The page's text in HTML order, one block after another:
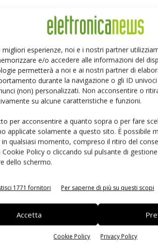
migliori esperienze, noi e i nostri partner
e/o accedere alle informazioni del
permetterà a noi e ai nostri partner di
durante la navigazione o gli ID
(non) personalizzati. Non acconsentire o
su alcune caratteristiche e funzioni.
per acconsentire a quanto sopra o per fare
applicate solamente a questo sito. È possibile
qualsiasi momento, compreso il ritiro del
Cookie Policy o cliccando sul pulsante di
dello schermo.
1771 fornitori Per saperne di più su questi scopi
Accetta
Cookie Policy Privacy Policy